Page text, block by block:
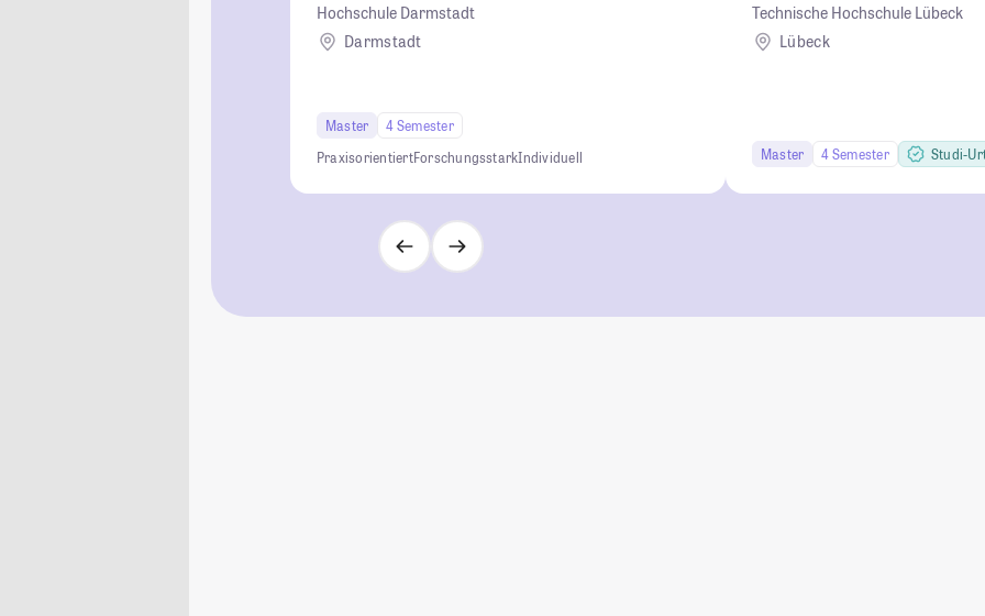
Hochschule Darmstadt
Darmstadt
Master
4 Semester
PraxisorientiertForschungsstarkIndividuell
Technische Hochschule Lübeck
Lübeck
Master 4 Semester Studi-